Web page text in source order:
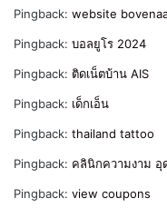
Pingback: website
Pingback: บอลยูโร 2024
Pingback: ติดเน็ตบ้าน AIS
Pingback: เด็กเอ็น
Pingback: thailand tattoo
Pingback: คลินิกความงาม อุ
Pingback: view coupons